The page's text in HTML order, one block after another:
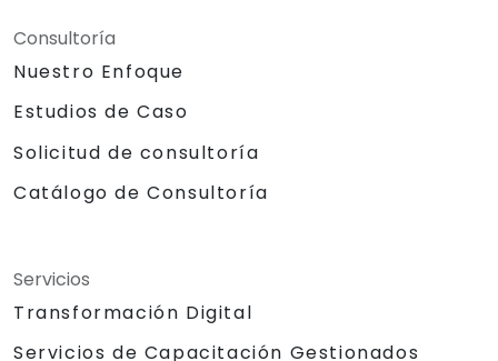
Consultoría
Nuestro Enfoque
Estudios de Caso
Solicitud de consultoría
Catálogo de Consultoría
Servicios
Transformación Digital
Servicios de Capacitación Gestionados